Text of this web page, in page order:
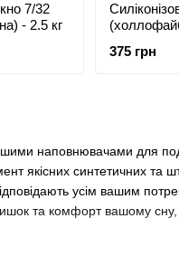
наповнювачами для
якісних синтетичних та
усім вашим
та комфорт вашому сну,
7/32
- 2.5 кг
375 грн